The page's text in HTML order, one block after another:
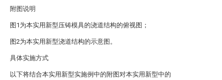
附图说明
图1为本实用新型压铸模具的浇道结构的俯视图；
图2为本实用新型浇道结构的示意图。
具体实施方式
以下将结合本实用新型实施例中的附图对本实用新型中的